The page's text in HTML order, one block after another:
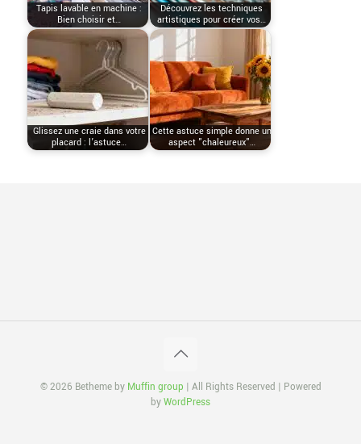
Tapis lavable en machine :
Bien choisir et…
Découvrez les techniques
artistiques pour créer vos…
Glissez une craie dans votre
placard : l’astuce…
Cette astuce simple donne un
aspect "chaleureux"…
© 2026 Betheme by Muffin group | All Rights Reserved | Powered
byWordPress